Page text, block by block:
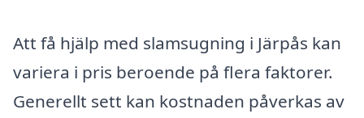
Att få hjälp med slamsugning i Järpås kan
variera i pris beroende på flera faktorer.
Generellt sett kan kostnaden påverkas av